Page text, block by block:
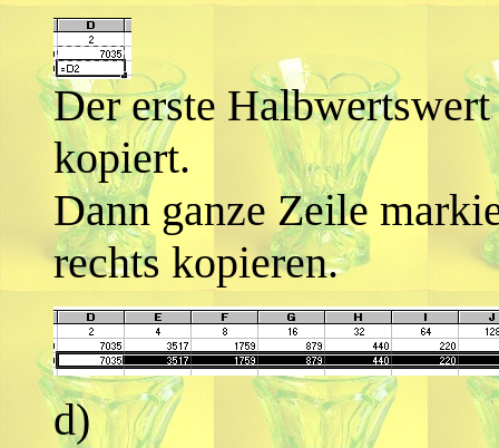
Der erste
kopiert.
Dann ganze Zeile
rechts kopieren.
d)